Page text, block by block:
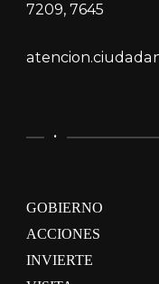
7209, 7645
.
GOBIERNO
ACCIONES
INVIERTE